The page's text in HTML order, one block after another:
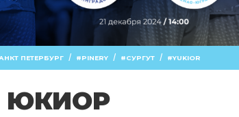
ПЕТЕРБУРГ / PINERY / СУРГУТ / YUKIOR
ЮКИОР